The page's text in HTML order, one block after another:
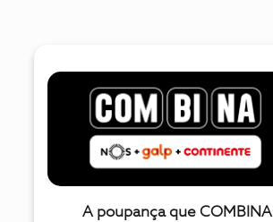
A poupança que COMBINA